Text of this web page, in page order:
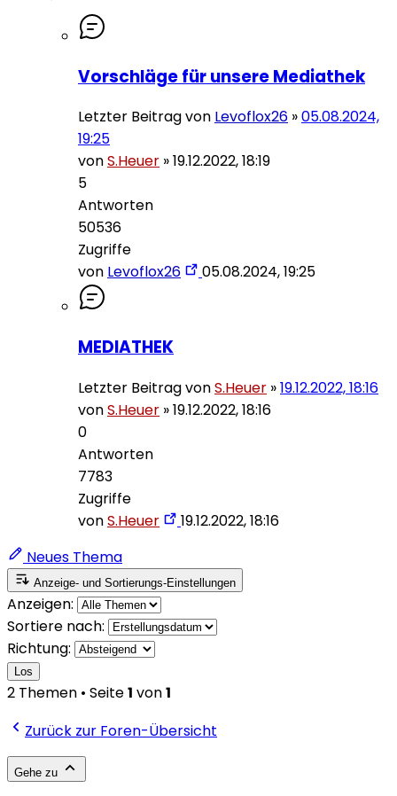
Vorschläge für unsere Mediathek
Letzter Beitrag von Levoflox26 »05.08.2024,
19:25
vonS.Heuer »19.12.2022, 18:19
5
Antworten
50536
Zugriffe
von Levoflox26 05.08.2024, 19:25
MEDIATHEK
Letzter Beitrag vonS.Heuer »19.12.2022, 18:16
vonS.Heuer »19.12.2022, 18:16
0
Antworten
7783
Zugriffe
vonS.Heuer
19.12.2022, 18:16
Neues Thema
Anzeige- und Sortierungs-Einstellungen
Anzeigen:
Sortiere nach:
Richtung:
Los
2 Themen • Seite1 von1
Zurück zur Foren-Übersicht
Gehe zu